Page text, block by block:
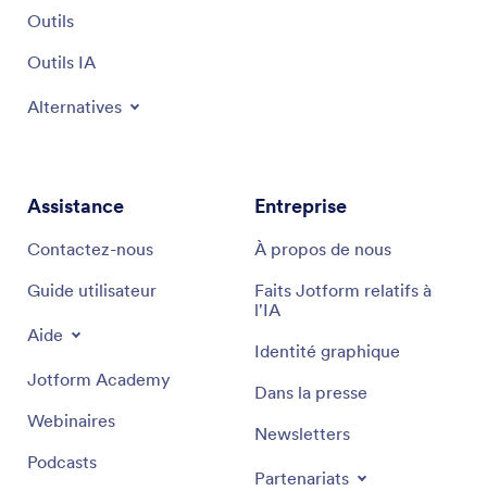
Outils
Outils IA
Alternatives
Assistance
Contactez-nous
Guide utilisateur
Aide
Jotform Academy
Webinaires
Podcasts
Entreprise
À propos de nous
Faits Jotform relatifs à
l'IA
Identité graphique
Dans la presse
Newsletters
Partenariats